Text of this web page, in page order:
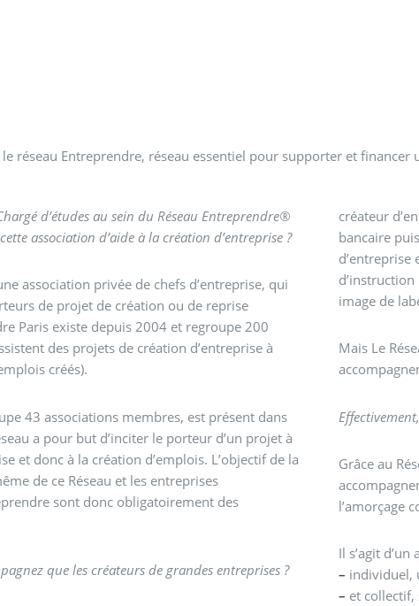
réseau Entreprendre, réseau essentiel pour supporter et financer
d’études au sein du Réseau Entreprendre®
association d’aide à la création d’entreprise ?
association privée de chefs d’entreprise, qui
de projet de création ou de reprise
Paris existe depuis 2004 et regroupe 200
des projets de création d’entreprise à
créés).
43 associations membres, est présent dans
a pour but d’inciter le porteur d’un projet à
et donc à la création d’emplois. L’objectif de la
de ce Réseau et les entreprises
sont donc obligatoirement des
que les créateurs de grandes entreprises ?
créateur
bancaire
image de
Mais Le
Grâce au
l’amorçage
Il s’agit
– individuel,
– et